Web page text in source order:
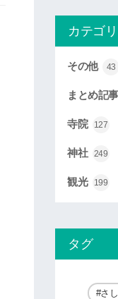
カテゴ
その他 43
まとめ記事
寺院 127
神社 249
観光 199
タグ
さ